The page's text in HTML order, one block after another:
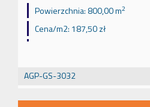
Powierzchnia: 800,00 m2
Cena/m2: 187,50 zł
AGP-GS-3032